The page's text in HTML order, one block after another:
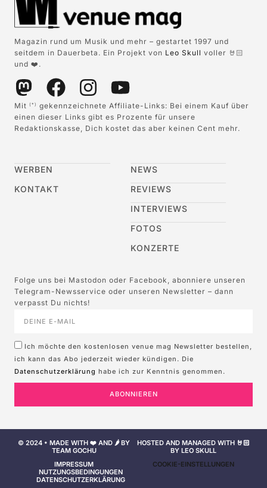
Magazin rund um Musik und mehr – gestartet 1997 und
seitdem in Dauerbeta. Ein Projekt von Leo Skull voller 🤘🏻
und ❤️.
Mit (*)
gekennzeichnete Affiliate-Links: Bei einem Kauf über
einen dieser Links gibt es Prozente für unsere
Redaktionskasse, Dich kostet das aber keinen Cent mehr.
WERBEN
KONTAKT
NEWS
REVIEWS
INTERVIEWS
FOTOS
KONZERTE
Folge uns bei Mastodon oder Facebook, abonniere unseren
Telegram-Newsservice oder unseren Newsletter – dann
verpasst Du nichts!
Ich möchte den kostenlosen venue mag Newsletter bestellen,
ich kann das Abo jederzeit wieder kündigen. Die
Datenschutzerklärung habe ich zur Kenntnis genommen.
ABONNIEREN
© 2024 • MADE WITH ❤️ AND 🌶️ BY
TEAM GOCHU
HOSTED AND MANAGED WITH 🤘🏻
BY LEO SKULL
IMPRESSUM
NUTZUNGSBEDINGUNGEN
DATENSCHUTZERKLÄRUNG
COOKIE-EINSTELLUNGEN